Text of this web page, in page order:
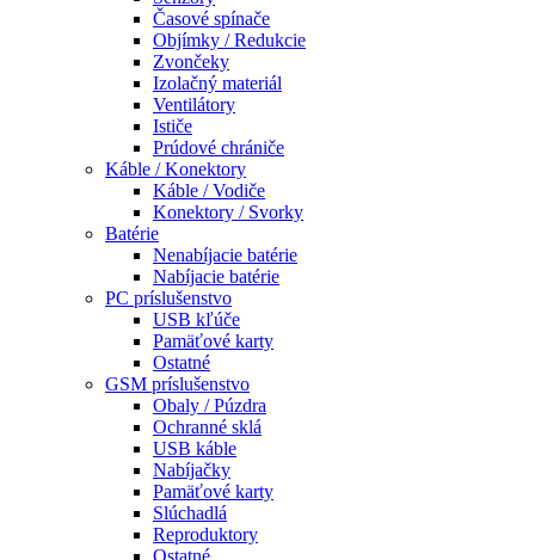
Časové spínače
Objímky / Redukcie
Zvončeky
Izolačný materiál
Ventilátory
Ističe
Prúdové chrániče
Káble / Konektory
Káble / Vodiče
Konektory / Svorky
Batérie
Nenabíjacie batérie
Nabíjacie batérie
PC príslušenstvo
USB kľúče
Pamäťové karty
Ostatné
GSM príslušenstvo
Obaly / Púzdra
Ochranné sklá
USB káble
Nabíjačky
Pamäťové karty
Slúchadlá
Reproduktory
Ostatné